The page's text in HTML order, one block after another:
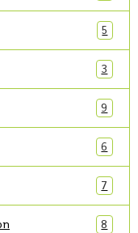
5
3
9
6
7
8